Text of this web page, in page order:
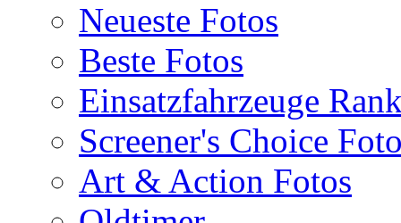
Neueste Fotos
Beste Fotos
Einsatzfahrzeuge
Screener's Choice
Art & Action Fotos